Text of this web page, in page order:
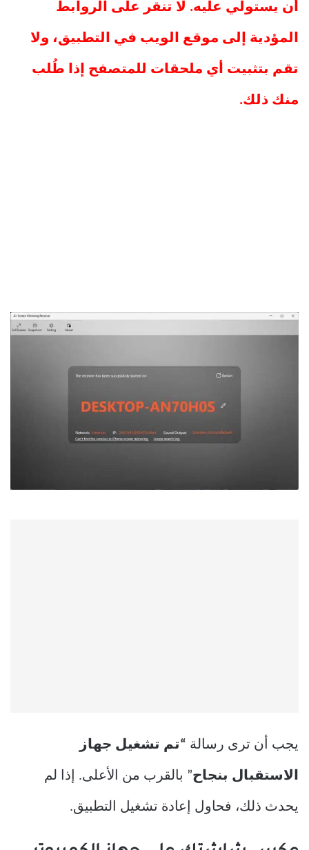
أن يستولي عليه. لا تنقر على الروابط
المؤدية إلى موقع الويب في التطبيق، ولا
تقم بتثبيت أي ملحقات للمتصفح إذا طُلب
منك ذلك.
يجب أن ترى رسالة “تم تشغيل جهاز
الاستقبال بنجاح” بالقرب من الأعلى. إذا لم
يحدث ذلك، فحاول إعادة تشغيل التطبيق.